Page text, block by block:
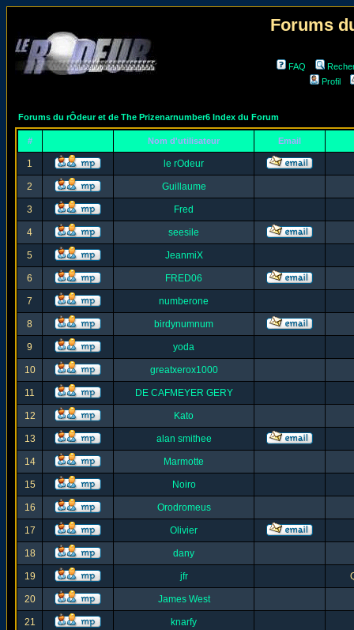
Forums
FAQ
Profil
Forums du rÔdeur et de The Prizenarnumber6 Index du Forum
# Nom d'utilisateur Email
1 le rOdeur
2 Guillaume
3 Fred
4 seesile
5 JeanmiX
6 FRED06
7 numberone
8 birdynumnum
9 yoda
10 greatxerox1000
11 DE CAFMEYER GERY
12 Kato
13 alan smithee
14 Marmotte
15 Noiro
16 Orodromeus
17 Olivier
18 dany
19 jfr
20 James West
21 knarfy